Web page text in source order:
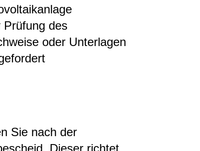
Prüfung des
oder Unterlagen
Sie nach der
Dieser richtet